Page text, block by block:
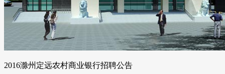
2016滁州定远农村商业银行招聘公告